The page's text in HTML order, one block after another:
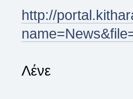
http://
Λένε